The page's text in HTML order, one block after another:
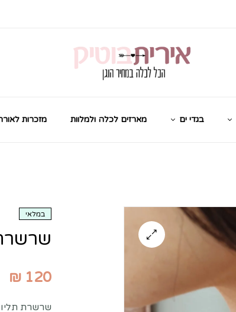
בגדי ים מארזים לכלה ולמלוות מזכרות
במלאי
שרשרת
₪120
שרשרת